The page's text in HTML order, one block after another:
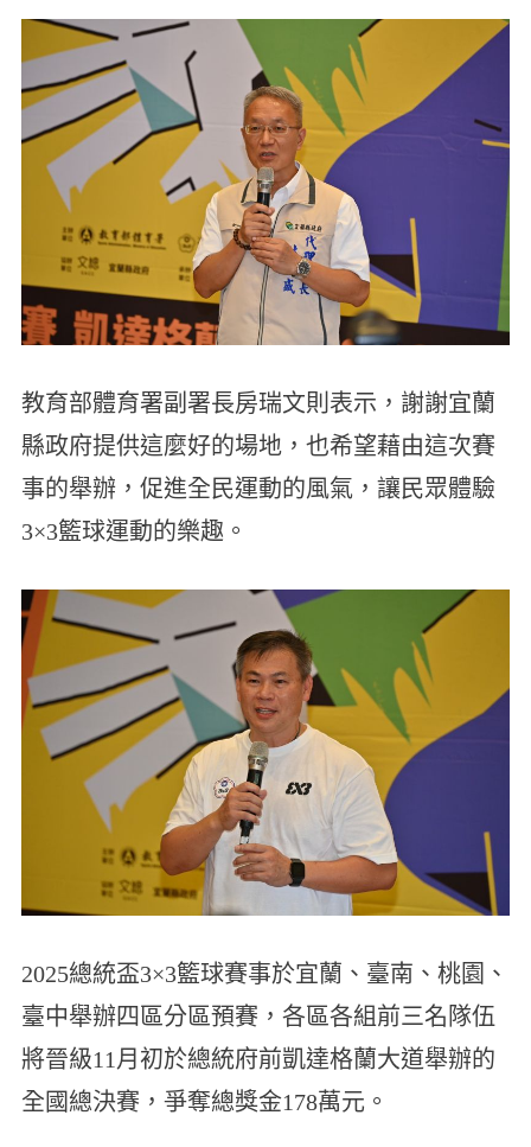
教育部體育署副署長房瑞文則表示，謝謝宜蘭
縣政府提供這麼好的場地，也希望藉由這次賽
事的舉辦，促進全民運動的風氣，讓民眾體驗
3×3籃球運動的樂趣。
2025總統盃3×3籃球賽事於宜蘭、臺南、桃園、
臺中舉辦四區分區預賽，各區各組前三名隊伍
將晉級11月初於總統府前凱達格蘭大道舉辦的
全國總決賽，爭奪總獎金178萬元。